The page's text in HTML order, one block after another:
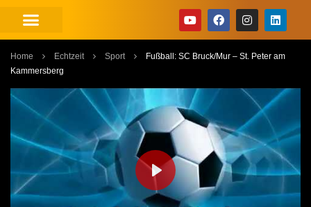
Home Echtzeit Sport
Fußball: SC Bruck/Mur – St. Peter am
Kammersberg
PLAY